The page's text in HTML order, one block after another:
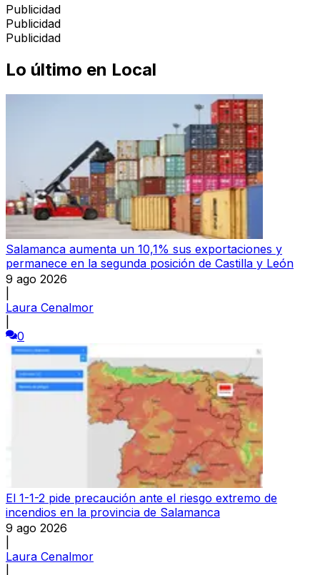
Publicidad
Publicidad
Publicidad
Lo último en Local
Salamanca aumenta un 10,1% sus exportaciones y
permanece en la segunda posición de Castilla y León
9 ago 2026
Laura Cenalmor
0
El 1-1-2 pide precaución ante el riesgo extremo de
incendios en la provincia de Salamanca
9 ago 2026
Laura Cenalmor